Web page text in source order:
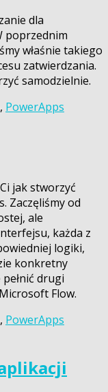
dla
poprzednim
właśnie takiego
zatwierdzania.
samodzielnie.
, PowerApps
jak stworzyć
Zaczęliśmy od
ale
każda z
logiki,
konkretny
drugi
Flow.
, PowerApps